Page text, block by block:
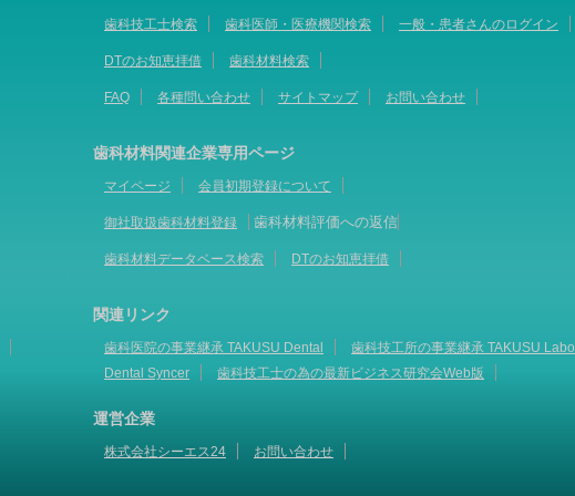
歯科技工士検索 歯科医師・医療機関検索 一般・患者さんのログイン
DTのお知恵拝借 歯科材料検索
FAQ 各種問い合わせ サイトマップ お問い合わせ
歯科材料関連企業専用ページ
マイページ 会員初期登録について
御社取扱歯科材料登録 歯科材料評価への返信
歯科材料データベース検索 DTのお知恵拝借
関連リンク
歯科医院の事業継承 TAKUSU Dental
歯科技工所の事業継承 TAKUSU Labo
Dental Syncer
歯科技工士の為の最新ビジネス研究会Web版
運営企業
株式会社シーエス24 お問い合わせ